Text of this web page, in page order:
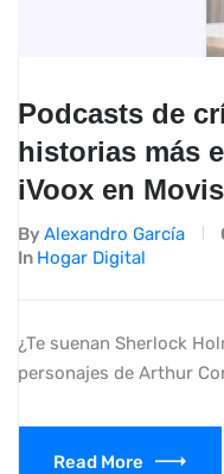
Podcasts de
historias más
iVoox en
By Alexandro García
In Hogar Digital
¿Te suenan Sherlock
personajes de Arthur
Read More